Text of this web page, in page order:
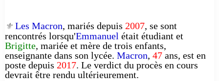
⚜️ Les Macron, mariés depuis 2007, se sont
rencontrés lorsqu'Emmanuel était étudiant et
Brigitte, mariée et mère de trois enfants,
enseignante dans son lycée. Macron, 47 ans, est en
poste depuis 2017. Le verdict du procès en cours
devrait être rendu ultérieurement.